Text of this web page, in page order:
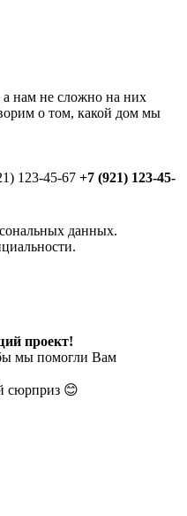
а нам не сложно на них
о том, какой дом мы
123-45-67 +7 (921) 123-45-
данных.
проект!
мы помогли Вам
сюрприз 😊